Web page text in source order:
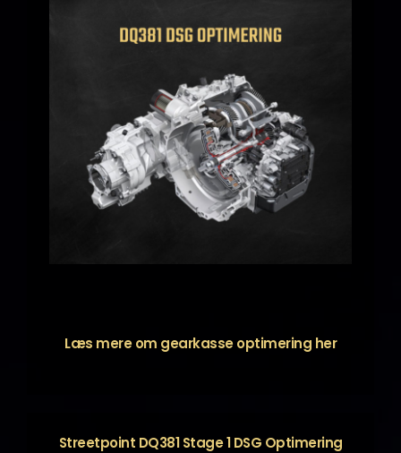
Læs mere om gearkasse optimering her
Streetpoint DQ381 Stage 1 DSG Optimering